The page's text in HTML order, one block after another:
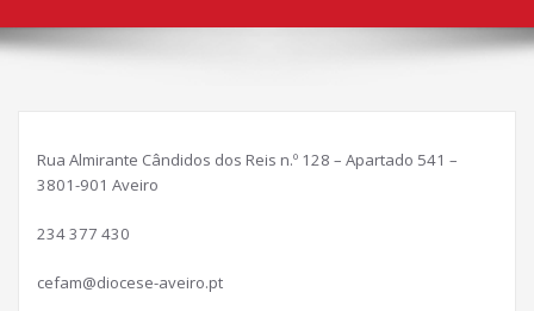
Rua Almirante Cândidos dos Reis n.º 128 – Apartado 541 –
3801-901 Aveiro
234 377 430
cefam@diocese-aveiro.pt